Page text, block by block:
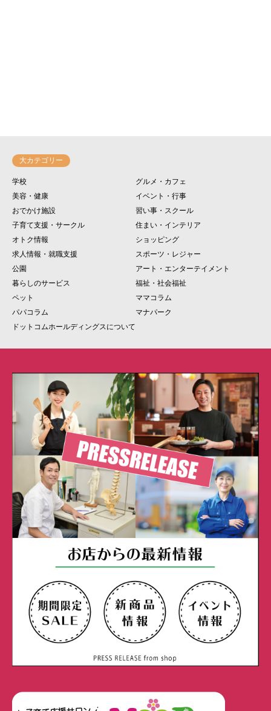
大カテゴリー
学校
グルメ・カフェ
美容・健康
イベント・行事
おでかけ施設
習い事・スクール
子育て支援・サークル
住まい・インテリア
オトク情報
ショッピング
求人情報・就職支援
スポーツ・レジャー
公園
アート・エンターテイメント
暮らしのサービス
福祉・社会福祉
ペット
ママコラム
パパコラム
マナパーク
ドットコムホールディングスについて